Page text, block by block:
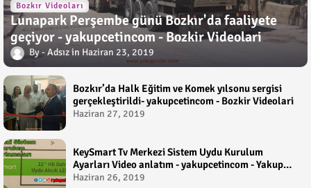
Bozkır Videoları
Lunapark Perşembe günü Bozkır'da faaliyete
geçiyor - yakupcetincom - Bozkir Videolari
Adsız Haziran 23, 2019
Bozkır’da Halk Eğitim ve Komek yılsonu sergisi
gerçekleştirildi- yakupcetincom - Bozkir Videolari
Haziran 27, 2019
KeySmart Tv Merkezi Sistem Uydu Kurulum
Ayarları Video anlatım - yakupcetincom - Yakup
Çetin
Haziran 26, 2019